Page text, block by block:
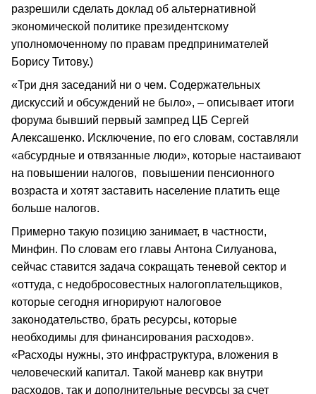
разрешили сделать доклад об альтернативной
экономической политике президентскому
уполномоченному по правам предпринимателей
Борису Титову.)
«Три дня заседаний ни о чем. Содержательных
дискуссий и обсуждений не было», – описывает итоги
форума бывший первый зампред ЦБ Сергей
Алексашенко. Исключение, по его словам, составляли
«абсурдные и отвязанные люди», которые настаивают
на повышении налогов, повышении пенсионного
возраста и хотят заставить население платить еще
больше налогов.
Примерно такую позицию занимает, в частности,
Минфин. По словам его главы Антона Силуанова,
сейчас ставится задача сокращать теневой сектор и
«оттуда, с недобросовестных налогоплательщиков,
которые сегодня игнорируют налоговое
законодательство, брать ресурсы, которые
необходимы для финансирования расходов».
«Расходы нужны, это инфраструктура, вложения в
человеческий капитал. Такой маневр как внутри
расходов, так и дополнительные ресурсы за счет